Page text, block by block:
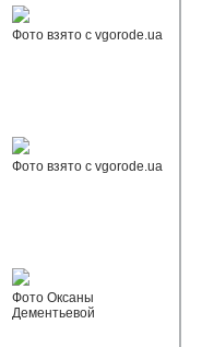
Фото взято с vgorode.ua
Фото взято с vgorode.ua
Фото Оксаны
Дементьевой